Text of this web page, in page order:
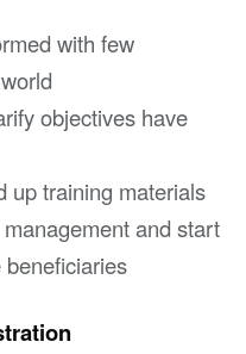
with few
objectives have
up training materials
and start